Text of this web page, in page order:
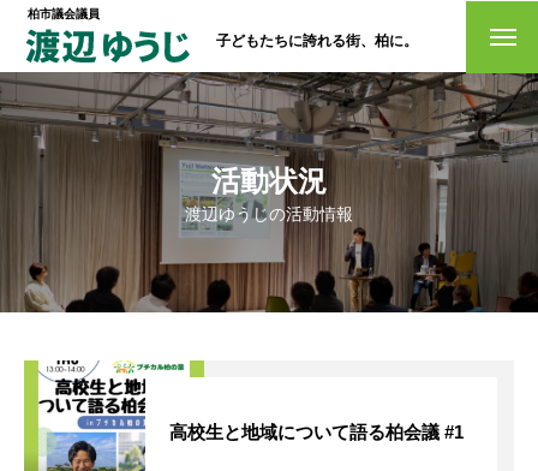
柏市議会議員
子どもたちに誇れる街、柏に。
トップページ
政策
経歴・プロフィール
活動情報
お問い合わせ
活動状況
渡辺ゆうじの活動情報
高校生と地域について語る柏会議 #1